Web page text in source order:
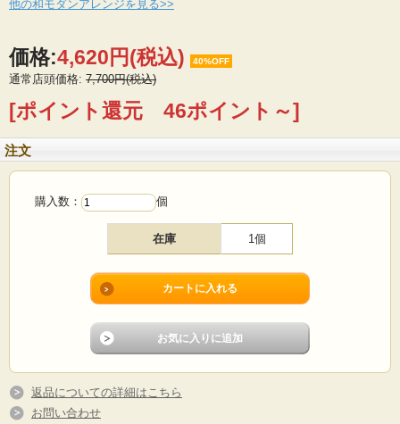
他の和モダンアレンジを見る>>
価格:4,620円(税込) 40%OFF
通常店頭価格: 7,700円(税込)
[ポイント還元 46ポイント～]
注文
購入数： 個
在庫 1個
返品についての詳細はこちら
お問い合わせ